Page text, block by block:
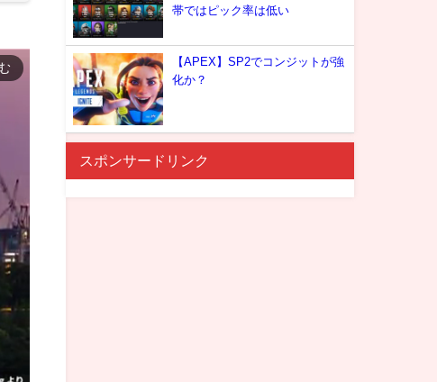
帯ではピック率は低い
【APEX】SP2でコンジットが強
化か？
スポンサードリンク